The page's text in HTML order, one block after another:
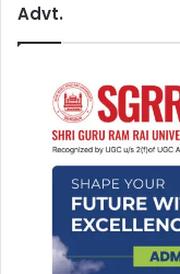
Advt.